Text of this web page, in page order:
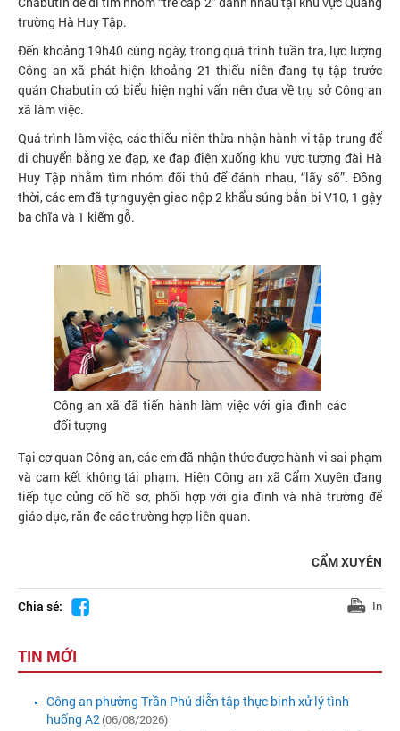
trường Hà Huy Tập.
Đến khoảng 19h40 cùng ngày, trong quá trình tuần tra, lực lượng
Công an xã phát hiện khoảng 21 thiếu niên đang tụ tập trước
quán Chabutin có biểu hiện nghi vấn nên đưa về trụ sở Công an
xã làm việc.
Quá trình làm việc, các thiếu niên thừa nhận hành vi tập trung để
di chuyển bằng xe đạp, xe đạp điện xuống khu vực tượng đài Hà
Huy Tập nhằm tìm nhóm đối thủ để đánh nhau, “lấy số”. Đồng
thời, các em đã tự nguyện giao nộp 2 khẩu súng bắn bi V10, 1 gậy
ba chĩa và 1 kiếm gỗ.
Công an xã đã tiến hành làm việc với gia đình các
đối tượng
Tại cơ quan Công an, các em đã nhận thức được hành vi sai phạm
và cam kết không tái phạm. Hiện Công an xã Cẩm Xuyên đang
tiếp tục củng cố hồ sơ, phối hợp với gia đình và nhà trường để
giáo dục, răn đe các trường hợp liên quan.
CẨM XUYÊN
Chia sẻ: In
TIN MỚI
Công an phường Trần Phú diễn tập thực binh xử lý tình
huống A2(06/08/2026)